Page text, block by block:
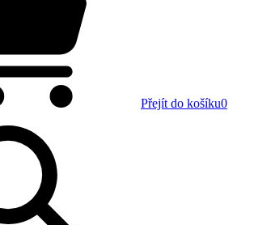
Přejít do košíku0